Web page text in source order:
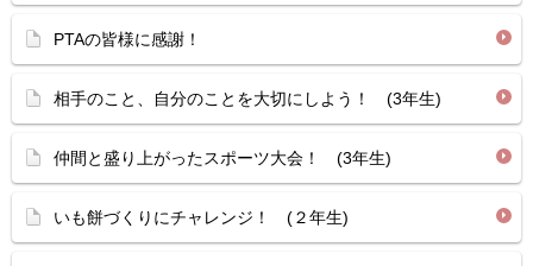
PTAの皆様に感謝！
相手のこと、自分のことを大切にしよう！ (3年生)
仲間と盛り上がったスポーツ大会！ (3年生)
いも餅づくりにチャレンジ！ (２年生)